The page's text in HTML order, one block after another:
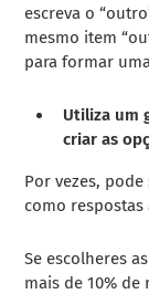
escreva o
mesmo item
para formar
Utiliza um
criar as
Por vezes,
como
Se escolheres
mais de 10%